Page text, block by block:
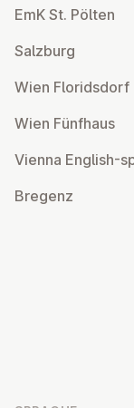
EmK St. Pölten
Salzburg
Wien Flo­rids­dorf
Wien Fünfhaus
Vienna English-
Bregenz